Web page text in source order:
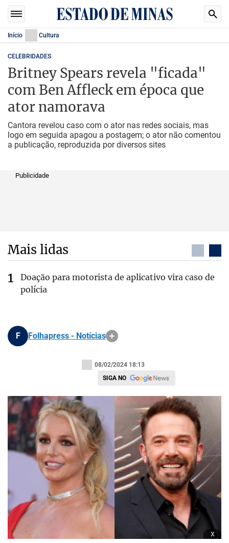
Início Cultura
CELEBRIDADES
Britney Spears revela "ficada"
com Ben Affleck em época que
ator namorava
Cantora revelou caso com o ator nas redes sociais, mas
logo em seguida apagou a postagem; o ator não comentou
a publicação, reproduzida por diversos sites
Publicidade
Mais lidas
Doação para motorista de aplicativo vira caso de
polícia
F Folhapress - Notícias
08/02/2024 18:13
SIGA NO
x